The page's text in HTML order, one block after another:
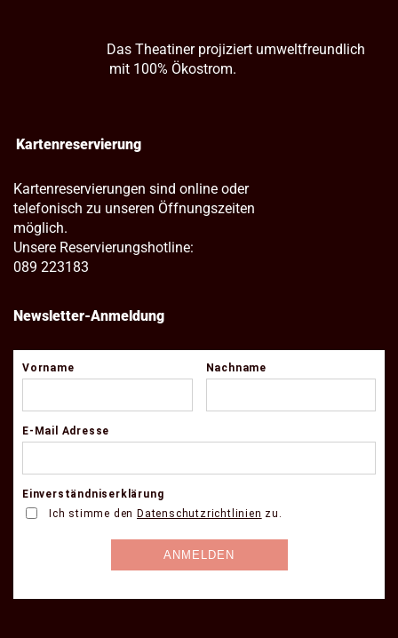
Das Theatiner projiziert umweltfreundlich
mit 100% Ökostrom.
Kartenreservierung
Kartenreservierungen sind online oder
telefonisch zu unseren Öffnungszeiten
möglich.
Unsere Reservierungshotline:
089 223183
Newsletter-Anmeldung